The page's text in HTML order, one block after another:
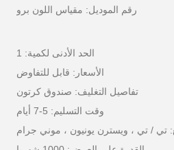
رقم الموديل: مقياس اللون برو
الحد الأدنى لكمية: 1
الأسعار: قابل للتفاوض
تفاصيل التغليف: صندوق كرتون
وقت التسليم: 5-7 أيام
تي / تي ، ويسترن يونيون ، موني جرام